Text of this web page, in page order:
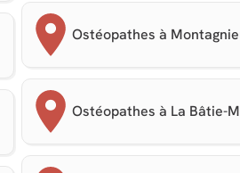
Ostéopathes à
Ostéopathes à La Bâtie-